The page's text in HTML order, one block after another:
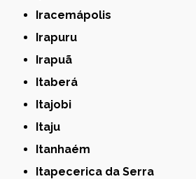
Iracemápolis
Irapuru
Irapuã
Itaberá
Itajobi
Itaju
Itanhaém
Itapecerica da Serra